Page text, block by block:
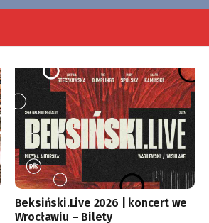
Beksiński.Live 2026 | koncert we
Wrocławiu – Bilety